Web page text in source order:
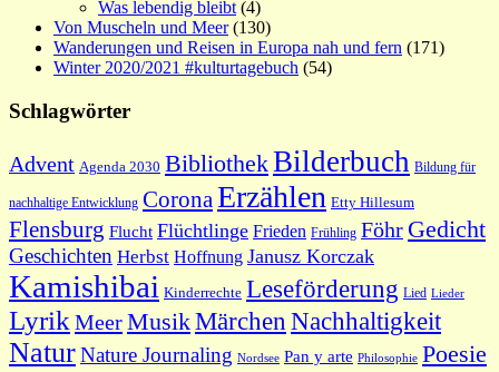
Was lebendig bleibt (4)
Von Muscheln und Meer(130)
Wanderungen und Reisen in Europa nah und fern (171)
Winter 2020/2021 #kulturtagebuch (54)
Schlagwörter
Advent Agenda 2030 BibliothekBilderbuch Bildung für
nachhaltige Entwicklung Corona Erzählen Etty Hillesum
Flensburg Flucht Flüchtlinge Frieden Frühling Föhr Gedicht
Geschichten Herbst Hoffnung Janusz Korczak
Kamishibai Kinderrechte Leseförderung Lied Lieder
Lyrik MeerMusikMärchen Nachhaltigkeit
NaturNature Journaling Nordsee Pan y arte Philosophie Poesie